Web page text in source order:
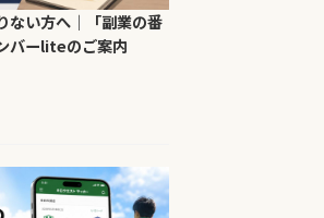
ない方へ｜「副業の番
バーliteのご案内